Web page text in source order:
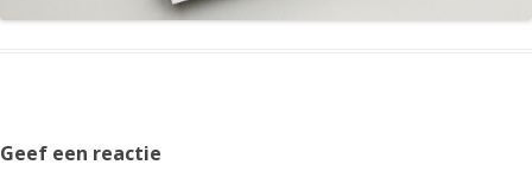
Geef een reactie